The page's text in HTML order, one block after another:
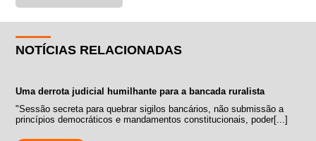
NOTÍCIAS RELACIONADAS
Uma derrota judicial humilhante para a bancada ruralista
"Sessão secreta para quebrar sigilos bancários, não submissão a
princípios democráticos e mandamentos constitucionais, poder[...]